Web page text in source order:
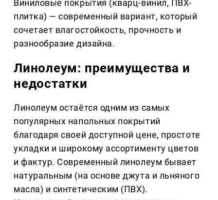
Виниловые покрытия (кварц-винил, ПВХ-
плитка) — современный вариант, который
сочетает влагостойкость, прочность и
разнообразие дизайна.
Линолеум: преимущества и
недостатки
Линолеум остаётся одним из самых
популярных напольных покрытий
благодаря своей доступной цене, простоте
укладки и широкому ассортименту цветов
и фактур. Современный линолеум бывает
натуральным (на основе джута и льняного
масла) и синтетическим (ПВХ).